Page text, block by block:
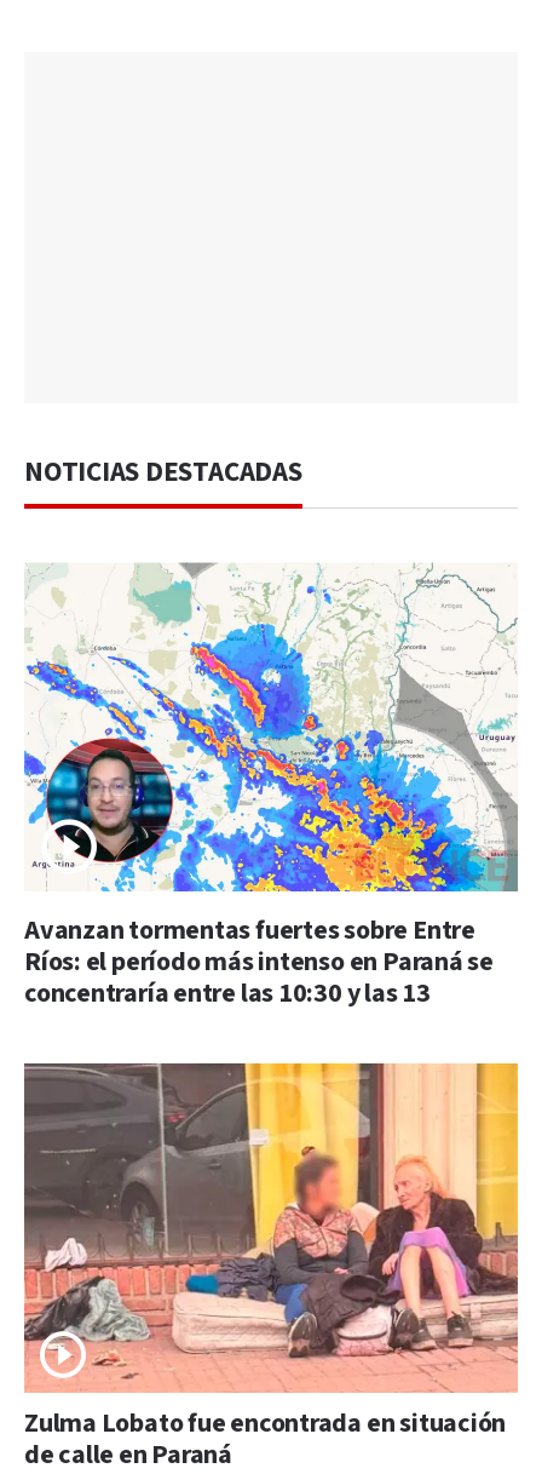
NOTICIAS DESTACADAS
Avanzan tormentas fuertes sobre Entre
Ríos: el período más intenso en Paraná se
concentraría entre las 10:30 y las 13
Zulma Lobato fue encontrada en situación
de calle en Paraná